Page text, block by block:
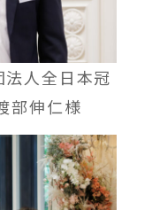
人全日本冠
部伸仁様